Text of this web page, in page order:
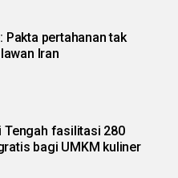
Pakta pertahanan tak
Iran
Tengah fasilitasi 280
bagi UMKM kuliner